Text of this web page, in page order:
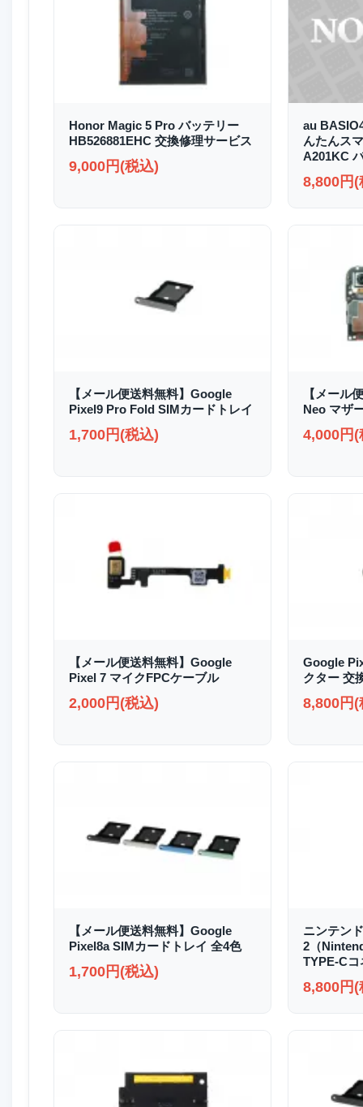
Honor Magic 5 Pro バッテリー
HB526881EHC 交換修理サービス
9,000円(税込)
au
んたんス
A201KC
8,800円(
【メール便送料無料】Google
Pixel9 Pro Fold SIMカードトレイ
1,700円(税込)
【メール
Neo マザ
4,000円(
【メール便送料無料】Google
Pixel 7 マイクFPCケーブル
2,000円(税込)
Google
クター 交
8,800円(
【メール便送料無料】Google
Pixel8a SIMカードトレイ 全4色
1,700円(税込)
ニンテン
2（
TYPE-C
8,800円(